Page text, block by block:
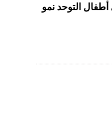
التوحد نمو